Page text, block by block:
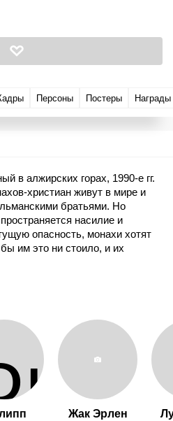
Персоны Постеры Награды
в алжирских горах, 1990-е гг.
христиан живут в мире и
братьями. Но
насилие и
опасность, монахи хотят
им это ни стоило, и их
Жак Эрлен